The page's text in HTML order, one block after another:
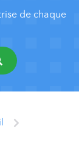
de chaque